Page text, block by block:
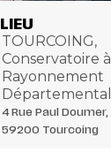
LIEU
TOURCOING,
Conservatoire à
Rayonnement
Départemental
4 Rue Paul Doumer,
59200 Tourcoing